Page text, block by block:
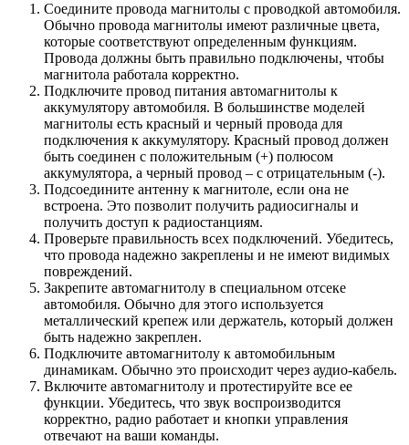
Соедините провода магнитолы с проводкой автомобиля.
Обычно провода магнитолы имеют различные цвета,
которые соответствуют определенным функциям.
Провода должны быть правильно подключены, чтобы
магнитола работала корректно.
Подключите провод питания автомагнитолы к
аккумулятору автомобиля. В большинстве моделей
магнитолы есть красный и черный провода для
подключения к аккумулятору. Красный провод должен
быть соединен с положительным (+) полюсом
аккумулятора, а черный провод – с отрицательным (-).
Подсоедините антенну к магнитоле, если она не
встроена. Это позволит получить радиосигналы и
получить доступ к радиостанциям.
Проверьте правильность всех подключений. Убедитесь,
что провода надежно закреплены и не имеют видимых
повреждений.
Закрепите автомагнитолу в специальном отсеке
автомобиля. Обычно для этого используется
металлический крепеж или держатель, который должен
быть надежно закреплен.
Подключите автомагнитолу к автомобильным
динамикам. Обычно это происходит через аудио-кабель.
Включите автомагнитолу и протестируйте все ее
функции. Убедитесь, что звук воспроизводится
корректно, радио работает и кнопки управления
отвечают на ваши команды.